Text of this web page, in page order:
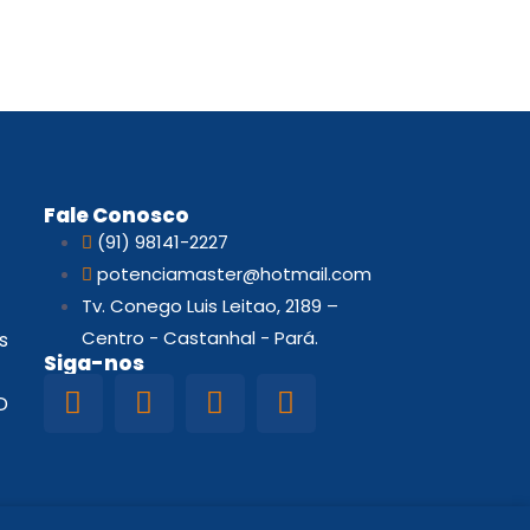
Fale Conosco
(91) 98141-2227
potenciamaster@hotmail.com
Tv. Conego Luis Leitao, 2189 –
Centro - Castanhal - Pará.
Siga-nos